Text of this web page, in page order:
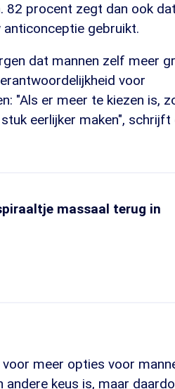
82 procent zegt dan ook
gebruikt.
dat mannen zelf meer
voor
"Als er meer te kiezen is,
eerlijker maken", schrijft
massaal terug in
meer opties voor
keus is, maar